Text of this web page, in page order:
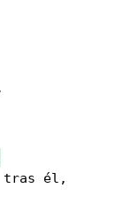
tras él,